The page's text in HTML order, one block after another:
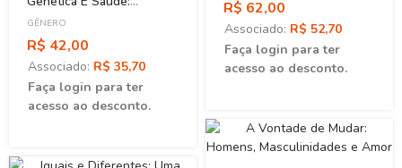
Perspectivas
Antropológicas
GÊNERO
R$ 42,00
Associado: R$ 35,70
Faça login para ter
acesso ao desconto.
R$ 62,00
Associado: R$ 52,70
Faça login para ter
acesso ao desconto.